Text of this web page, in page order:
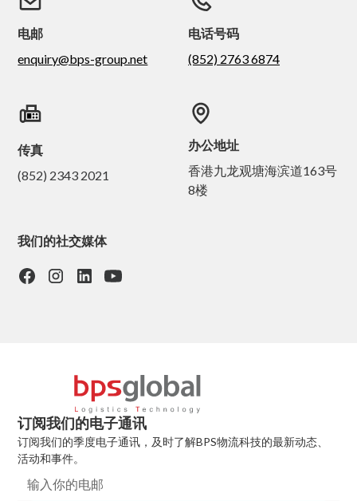
电邮
enquiry@bps-group.net
电话号码
(852) 2763 6874
传真
(852) 2343 2021
办公地址
香港九龙观塘海滨道163号
8楼
我们的社交媒体
订阅我们的电子通讯
订阅我们的季度电子通讯，及时了解BPS物流科技的最新动态、
活动和事件。